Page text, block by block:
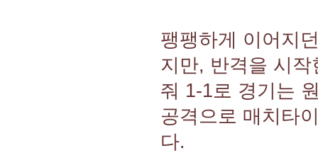
팽팽하게 이어지
지만, 반격을 시
줘 1-1로 경기는
공격으로 매치타
다.